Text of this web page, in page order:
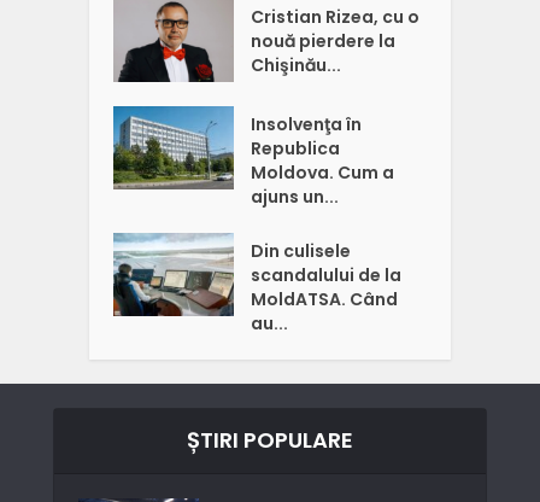
Cristian Rizea, cu o
nouă pierdere la
Chişinău...
Insolvenţa în
Republica
Moldova. Cum a
ajuns un...
Din culisele
scandalului de la
MoldATSA. Când
au...
ȘTIRI POPULARE